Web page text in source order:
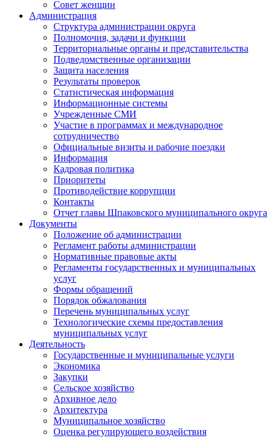
Совет женщин
Администрация
Структура администрации округа
Полномочия, задачи и функции
Территориальные органы и представительства
Подведомственные организации
Защита населения
Результаты проверок
Статистическая информация
Информационные системы
Учрежденные СМИ
Участие в программах и международное
сотрудничество
Официальные визиты и рабочие поездки
Информация
Кадровая политика
Приоритеты
Противодействие коррупции
Контакты
Отчет главы Шпаковского муниципального округа
Документы
Положение об администрации
Регламент работы администрации
Нормативные правовые акты
Регламенты государственных и муниципальных
услуг
Формы обращений
Порядок обжалования
Перечень муниципальных услуг
Технологические схемы предоставления
муниципальных услуг
Деятельность
Государственные и муниципальные услуги
Экономика
Закупки
Сельское хозяйство
Архивное дело
Архитектура
Муниципальное хозяйство
Оценка регулирующего воздействия